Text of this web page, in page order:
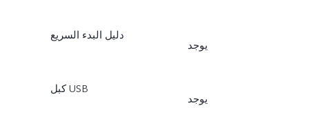
دليل البدء السريع
يوجد
كبل USB
يوجد